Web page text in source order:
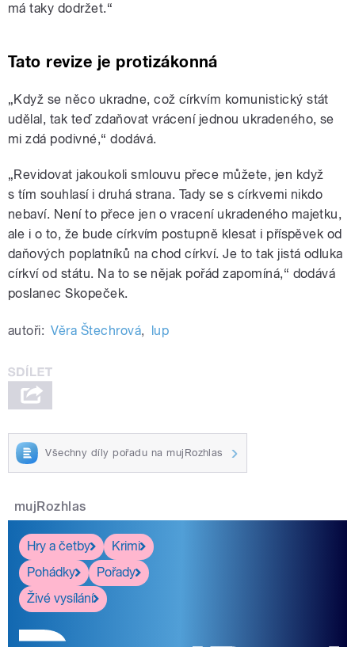
má taky dodržet.“
Tato revize je protizákonná
„Když se něco ukradne, což církvím komunistický stát
udělal, tak teď zdaňovat vrácení jednou ukradeného, se
mi zdá podivné,“ dodává.
„Revidovat jakoukoli smlouvu přece můžete, jen když
s tím souhlasí i druhá strana. Tady se s církvemi nikdo
nebaví. Není to přece jen o vracení ukradeného majetku,
ale i o to, že bude církvím postupně klesat i příspěvek od
daňových poplatníků na chod církví. Je to tak jistá odluka
církví od státu. Na to se nějak pořád zapomíná,“ dodává
poslanec Skopeček.
autoři: Věra Štechrová, lup
Všechny díly pořadu na mujRozhlas
mujRozhlas
Hry a četby
Krimi
Pohádky
Pořady
Živé vysílání